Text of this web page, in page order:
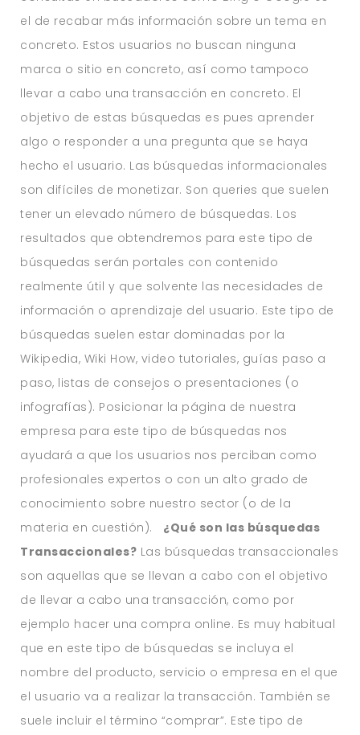
el de recabar más información sobre un tema en
concreto. Estos usuarios no buscan ninguna
marca o sitio en concreto, así como tampoco
llevar a cabo una transacción en concreto. El
objetivo de estas búsquedas es pues aprender
algo o responder a una pregunta que se haya
hecho el usuario. Las búsquedas informacionales
son difíciles de monetizar. Son queries que suelen
tener un elevado número de búsquedas. Los
resultados que obtendremos para este tipo de
búsquedas serán portales con contenido
realmente útil y que solvente las necesidades de
información o aprendizaje del usuario. Este tipo de
búsquedas suelen estar dominadas por la
Wikipedia, Wiki How, video tutoriales, guías paso a
paso, listas de consejos o presentaciones (o
infografías). Posicionar la página de nuestra
empresa para este tipo de búsquedas nos
ayudará a que los usuarios nos perciban como
profesionales expertos o con un alto grado de
conocimiento sobre nuestro sector (o de la
materia en cuestión).
¿Qué son las búsquedas
Transaccionales? Las búsquedas transaccionales
son aquellas que se llevan a cabo con el objetivo
de llevar a cabo una transacción, como por
ejemplo hacer una compra online. Es muy habitual
que en este tipo de búsquedas se incluya el
nombre del producto, servicio o empresa en el que
el usuario va a realizar la transacción. También se
suele incluir el término “comprar”. Este tipo de